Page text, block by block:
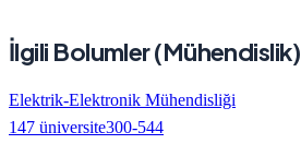
İlgili Bolumler (Mühendislik)
Elektrik-Elektronik Mühendisliği
147 üniversite300-544